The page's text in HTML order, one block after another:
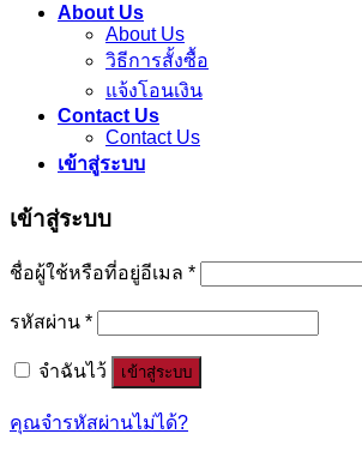
About Us
About Us
วิธีการสั้งซื้อ
แจ้งโอนเงิน
Contact Us
Contact Us
เข้าสู่ระบบ
เข้าสู่ระบบ
ชื่อผู้ใช้หรือที่อยู่อีเมล *
รหัสผ่าน *
จำฉันไว้ เข้าสู่ระบบ
คุณจำรหัสผ่านไม่ได้?